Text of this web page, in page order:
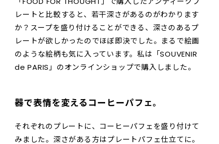
レートと比較すると、若干深さがあるのがわかります
か？スープを盛り付けることができる、深さのあるプ
レートが欲しかったのでほぼ即決でした。まるで絵画
のような絵柄も気に入っています。私は「SOUVENIR
de PARIS」のオンラインショップで購入しました。
器で表情を変えるコーヒーパフェ。
それぞれのプレートに、コーヒーパフェを盛り付けて
みました。深さがある方はプレートパフェ仕立てに。